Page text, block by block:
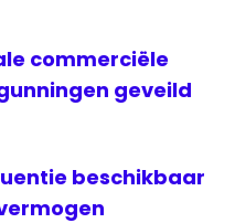
commerciële
geveild
beschikbaar